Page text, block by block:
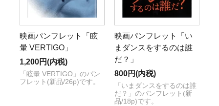
映画パンフレット「眩
暈 VERTIGO」
1,200円(内税)
「眩暈 VERTIGO」のパン
フレット(新品/26p)です。
映画パンフレット「い
まダンスをするのは誰
だ？」
800円(内税)
「いまダンスをするのは誰
だ？」のパンフレット(新
品/18p)です。